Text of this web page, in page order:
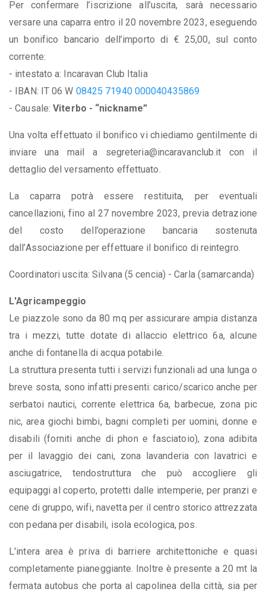
Per confermare l’iscrizione all’uscita, sarà necessario
versare una caparra entro il 20 novembre 2023, eseguendo
un bonifico bancario dell’importo di € 25,00, sul conto
corrente:
- intestato a: Incaravan Club Italia
- IBAN: IT 06 W 08425 71940 000040435869
- Causale:Viterbo - “nickname”
Una volta effettuato il bonifico vi chiediamo gentilmente di
inviare una mail a segreteria@incaravanclub.it con il
dettaglio del versamento effettuato.
La caparra potrà essere restituita, per eventuali
cancellazioni, fino al 27 novembre 2023, previa detrazione
del costo dell’operazione bancaria sostenuta
dall’Associazione per effettuare il bonifico di reintegro.
Coordinatori uscita: Silvana (5 cencia) - Carla (samarcanda)
L'Agricampeggio
Le piazzole sono da 80 mq per assicurare ampia distanza
tra i mezzi, tutte dotate di allaccio elettrico 6a, alcune
anche di fontanella di acqua potabile.
La struttura presenta tutti i servizi funzionali ad una lunga o
breve sosta, sono infatti presenti: carico/scarico anche per
serbatoi nautici, corrente elettrica 6a, barbecue, zona pic
nic, area giochi bimbi, bagni completi per uomini, donne e
disabili (forniti anche di phon e fasciatoio), zona adibita
per il lavaggio dei cani, zona lavanderia con lavatrici e
asciugatrice, tendostruttura che può accogliere gli
equipaggi al coperto, protetti dalle intemperie, per pranzi e
cene di gruppo, wifi, navetta per il centro storico attrezzata
con pedana per disabili, isola ecologica, pos.
L'intera area è priva di barriere architettoniche e quasi
completamente pianeggiante. Inoltre è presente a 20 mt la
fermata autobus che porta al capolinea della città, sia per